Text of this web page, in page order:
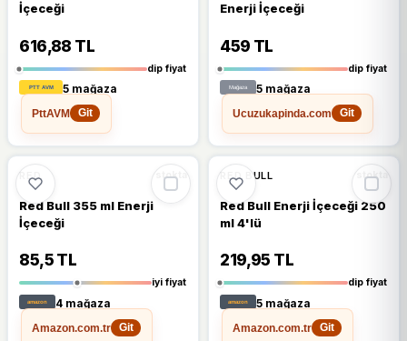
İçeceği
616,88 TL
dip fiyat
5 mağaza
PttAVM
Git
Enerji İçeceği
459 TL
dip fiyat
5 mağaza
Ucuzukapinda.com
Git
%46 %46 DÜŞTÜ
RED stokta
Red Bull 355 ml Enerji
İçeceği
85,5 TL
iyi fiyat
4 mağaza
Amazon.com.tr
Git
%41 %41 DÜŞTÜ
RED BULL stokta
Red Bull Enerji İçeceği 250
ml 4'lü
219,95 TL
dip fiyat
5 mağaza
Amazon.com.tr
Git